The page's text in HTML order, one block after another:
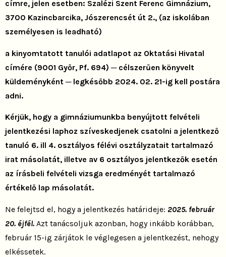
címre, jelen esetben: Szalézi Szent Ferenc Gimnázium,
3700 Kazincbarcika, Jószerencsét út 2., (az iskolában
személyesen is leadható)
a kinyomtatott tanulói adatlapot az Oktatási Hivatal
címére (9001 Győr, Pf. 694) ─ célszerűen könyvelt
küldeményként ─ legkésőbb 2024. 02. 21-ig kell postára
adni.
Kérjük, hogy a gimnáziumunkba benyújtott felvételi
jelentkezési laphoz szíveskedjenek csatolni a jelentkező
tanuló 6. ill 4. osztályos félévi osztályzatait tartalmazó
irat másolatát, illetve av 6 osztályos jelentkezők esetén
az írásbeli felvételi vizsga eredményét tartalmazó
értékelő lap másolatát.
Ne felejtsd el, hogy a jelentkezés határideje: 2025. február
20. éjfél. Azt tanácsoljuk azonban, hogy inkább korábban,
február 15-ig zárjátok le véglegesen a jelentkezést, nehogy
elkéssetek.